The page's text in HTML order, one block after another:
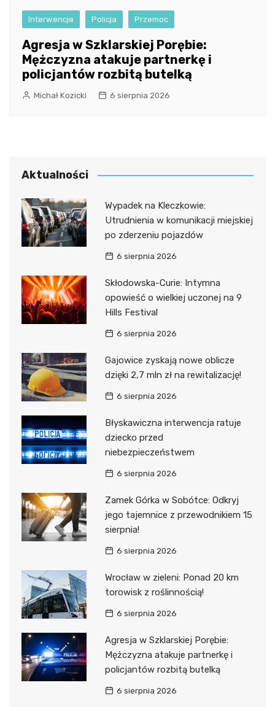
Interwencje Policja Przemoc
Agresja w Szklarskiej Porębie:
Mężczyzna atakuje partnerkę i
policjantów rozbitą butelką
Michał Kozicki 6 sierpnia 2026
Aktualności
Wypadek na Kleczkowie:
Utrudnienia w komunikacji miejskiej
po zderzeniu pojazdów
6 sierpnia 2026
Skłodowska-Curie: Intymna
opowieść o wielkiej uczonej na 9
Hills Festival
6 sierpnia 2026
Gajowice zyskają nowe oblicze
dzięki 2,7 mln zł na rewitalizację!
6 sierpnia 2026
Błyskawiczna interwencja ratuje
dziecko przed
niebezpieczeństwem
6 sierpnia 2026
Zamek Górka w Sobótce: Odkryj
jego tajemnice z przewodnikiem 15
sierpnia!
6 sierpnia 2026
Wrocław w zieleni: Ponad 20 km
torowisk z roślinnością!
6 sierpnia 2026
Agresja w Szklarskiej Porębie:
Mężczyzna atakuje partnerkę i
policjantów rozbitą butelką
6 sierpnia 2026